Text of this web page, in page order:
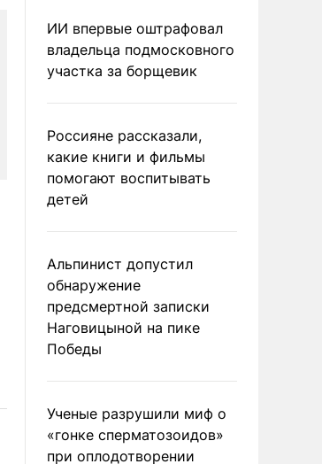
ИИ впервые оштрафовал
владельца подмосковного
участка за борщевик
Россияне рассказали,
какие книги и фильмы
помогают воспитывать
детей
Альпинист допустил
обнаружение
предсмертной записки
Наговицыной на пике
Победы
Ученые разрушили миф о
«гонке сперматозоидов»
при оплодотворении